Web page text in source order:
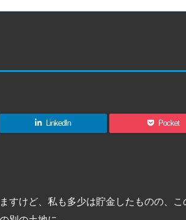
LinkedIn Pocket
すけど、私も多少は貯金したものの、こ